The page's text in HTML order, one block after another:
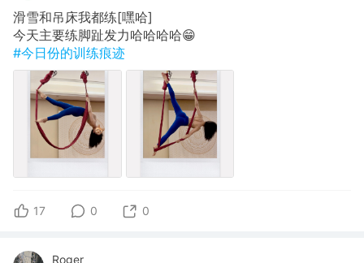
滑雪和吊床我都练[嘿哈]
今天主要练脚趾发力哈哈哈哈😁
#今日份的训练痕迹
17 0 0
Roger